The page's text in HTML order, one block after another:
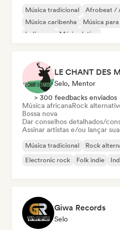
Música tradicional Afrobeat /
Música caribenha
Música
Indie pop
Música latina
LE CHANT DES
Selo, Mentor
> 300 feedbacks enviados
Música africanaRock
Bossa nova
Dar conselhos detalhados/
Assinar artistas e/ou lançar
Música tradicional Rock
Electronic rock
Folk indie
Giwa Records
Selo